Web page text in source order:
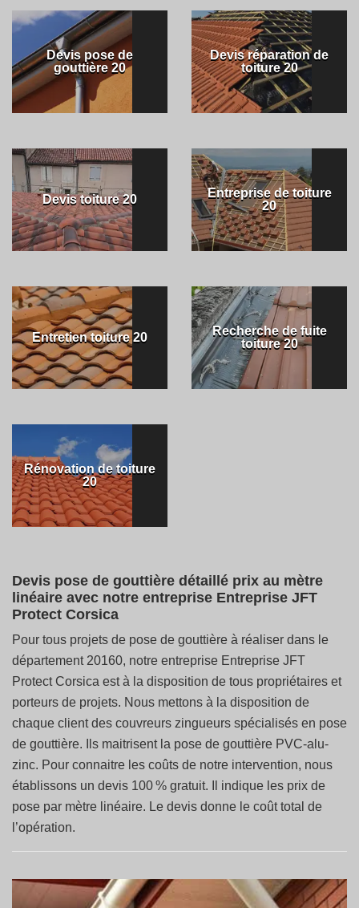
Devis pose de
gouttière 20
Devis réparation de
toiture 20
Devis toiture 20
Entreprise de toiture
20
Entretien toiture 20
Recherche de fuite
toiture 20
Rénovation de toiture
20
Devis pose de gouttière détaillé prix au mètre
linéaire avec notre entreprise Entreprise JFT
Protect Corsica
Pour tous projets de pose de gouttière à réaliser dans le
département 20160, notre entreprise Entreprise JFT
Protect Corsica est à la disposition de tous propriétaires et
porteurs de projets. Nous mettons à la disposition de
chaque client des couvreurs zingueurs spécialisés en pose
de gouttière. Ils maitrisent la pose de gouttière PVC-alu-
zinc. Pour connaitre les coûts de notre intervention, nous
établissons un devis 100 % gratuit. Il indique les prix de
pose par mètre linéaire. Le devis donne le coût total de
l’opération.